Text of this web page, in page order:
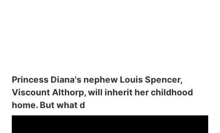
Princess Diana's nephew Louis Spencer,
Viscount Althorp, will inherit her childhood
home. But what d